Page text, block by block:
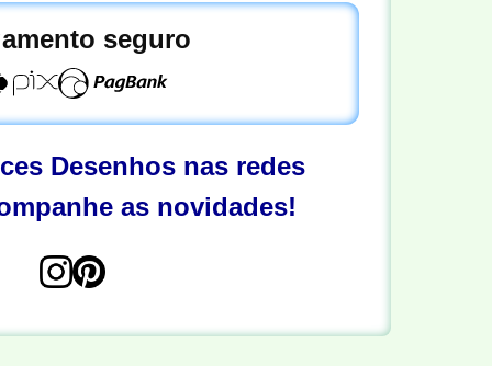
seguro
Desenhos nas redes
as novidades!